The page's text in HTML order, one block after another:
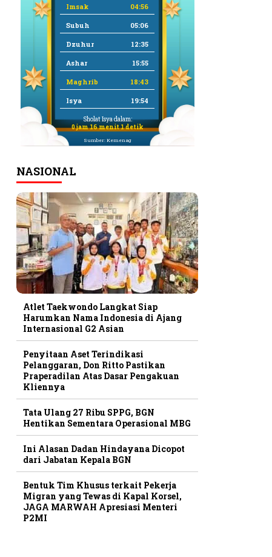
Imsak 04:56
Subuh 05:06
Dzuhur 12:35
Ashar 15:55
Maghrib 18:43
Isya 19:54
Sholat Isya dalam:
0 jam 16 menit 1 detik
Sumber: Kemenag
NASIONAL
Atlet Taekwondo Langkat Siap
Harumkan Nama Indonesia di Ajang
Internasional G2 Asian
Penyitaan Aset Terindikasi
Pelanggaran, Don Ritto Pastikan
Praperadilan Atas Dasar Pengakuan
Kliennya
Tata Ulang 27 Ribu SPPG, BGN
Hentikan Sementara Operasional MBG
Ini Alasan Dadan Hindayana Dicopot
dari Jabatan Kepala BGN
Bentuk Tim Khusus terkait Pekerja
Migran yang Tewas di Kapal Korsel,
JAGA MARWAH Apresiasi Menteri
P2MI